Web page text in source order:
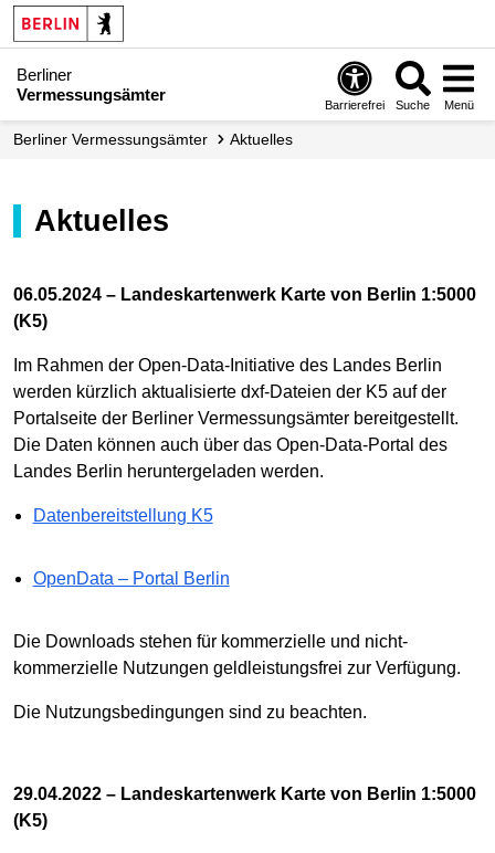
Berliner
Vermessungsämter
Barrierefrei Suche Menü
Berliner Vermessungs­ämter Aktuelles
Aktuelles
06.05.2024 – Landeskartenwerk Karte von Berlin 1:5000
(K5)
Im Rahmen der Open-Data-Initiative des Landes Berlin
werden kürzlich aktualisierte dxf-Dateien der K5 auf der
Portalseite der Berliner Vermessungsämter bereitgestellt.
Die Daten können auch über das Open-Data-Portal des
Landes Berlin heruntergeladen werden.
Datenbereitstellung K5
OpenData – Portal Berlin
Die Downloads stehen für kommerzielle und nicht-
kommerzielle Nutzungen geldleistungsfrei zur Verfügung.
Die Nutzungsbedingungen sind zu beachten.
29.04.2022 – Landeskartenwerk Karte von Berlin 1:5000
(K5)